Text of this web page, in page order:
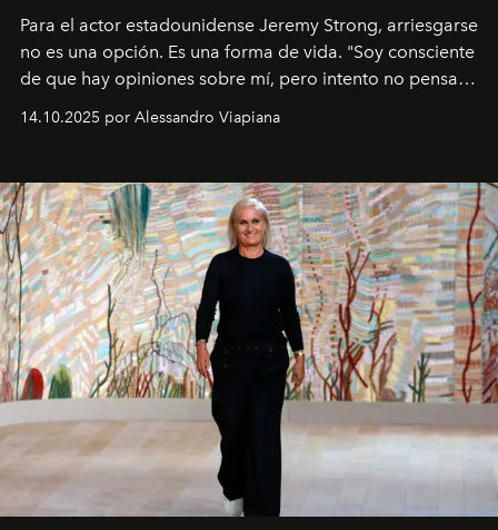
Para el actor estadounidense Jeremy Strong, arriesgarse
no es una opción. Es una forma de vida. "Soy consciente
de que hay opiniones sobre mí, pero intento no pensar
pérdida de tiempo", afirma.
14.10.2025 por Alessandro Viapiana